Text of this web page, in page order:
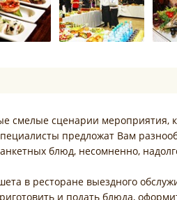
смелые сценарии мероприятия,
предложат Вам
блюд, несомненно,
в ресторане выездного
и подать блюда,